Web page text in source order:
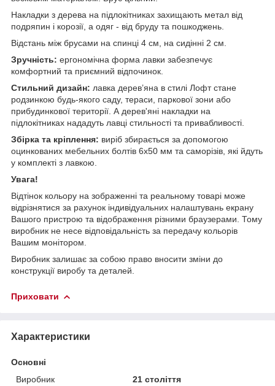
Накладки з дерева на підлокітниках захищають метал від
подряпин і корозії, а одяг - від бруду та пошкоджень.
Відстань між брусами на спинці 4 см, на сидінні 2 см.
Зручність: ергономічна форма лавки забезпечує
комфортний та приємний відпочинок.
Стильний дизайн: лавка дерев’яна в стилі Лофт стане
родзинкою будь-якого саду, тераси, паркової зони або
прибудинкової території. А дерев'яні накладки на
підлокітниках нададуть лавці стильності та привабливості.
Збірка та кріплення: виріб збирається за допомогою
оцинкованих мебельних болтів 6х50 мм та саморізів, які йдуть
у комплекті з лавкою.
Увага!
Відтінок кольору на зображенні та реальному товарі може
відрізнятися за рахунок індивідуальних налаштувань екрану
Вашого пристрою та відображення різними браузерами. Тому
виробник не несе відповідальність за передачу кольорів
Вашим монітором.
Виробник залишає за собою право вносити зміни до
конструкції виробу та деталей.
Приховати
Характеристики
Основні
Виробник
21 століття